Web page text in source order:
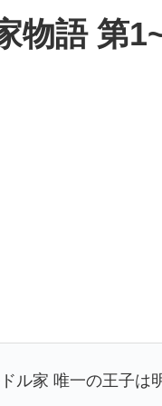
物語 第
ル家 唯一の王子は